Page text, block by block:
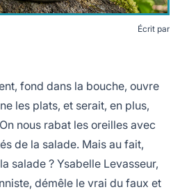
Écrit par
fond dans la bouche, ouvre
les plats, et serait, en plus,
nous rabat les oreilles avec
de la salade. Mais au fait,
salade ? Ysabelle Levasseur,
démêle le vrai du faux et